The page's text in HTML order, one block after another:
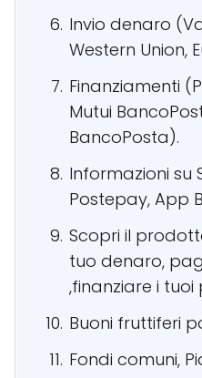
Invio denaro
Western Union,
Finanziamenti
Mutui
BancoPosta).
Informazioni su
Postepay, App
Scopri il
tuo denaro,
,finanziare i tuoi
Buoni fruttiferi
Fondi comuni,